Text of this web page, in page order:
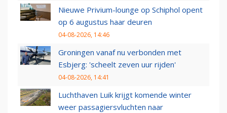
Nieuwe Privium-lounge op Schiphol opent
op 6 augustus haar deuren
04-08-2026, 14:46
Groningen vanaf nu verbonden met
Esbjerg: 'scheelt zeven uur rijden'
04-08-2026, 14:41
Luchthaven Luik krijgt komende winter
weer passagiersvluchten naar